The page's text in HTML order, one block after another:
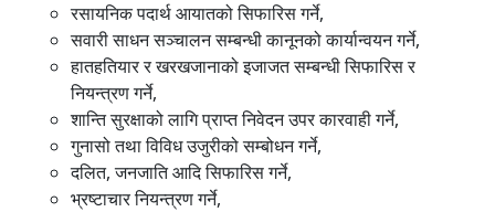
रसायनिक पदार्थ आयातको सिफारिस गर्ने,
सवारी साधन सञ्चालन सम्बन्धी कानूनको कार्यान्वयन गर्ने,
हातहतियार र खरखजानाको इजाजत सम्बन्धी सिफारिस र
नियन्त्रण गर्ने,
शान्ति सुरक्षाको लागि प्राप्त निवेदन उपर कारवाही गर्ने,
गुनासो तथा विविध उजुरीको सम्बोधन गर्ने,
दलित, जनजाति आदि सिफारिस गर्ने,
भ्रष्टाचार नियन्त्रण गर्ने,